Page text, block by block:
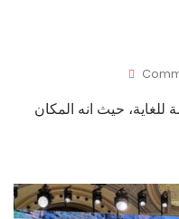
مقابر
للغاية، حيث انه المكان